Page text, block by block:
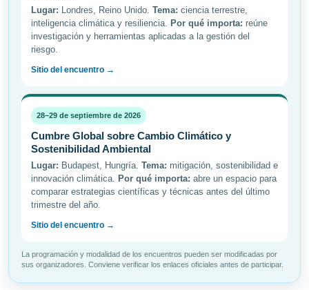
Lugar: Londres, Reino Unido. Tema: ciencia terrestre,
inteligencia climática y resiliencia. Por qué importa: reúne
investigación y herramientas aplicadas a la gestión del
riesgo.
Sitio del encuentro →
28–29 de septiembre de 2026
Cumbre Global sobre Cambio Climático y
Sostenibilidad Ambiental
Lugar: Budapest, Hungría. Tema: mitigación, sostenibilidad e
innovación climática. Por qué importa: abre un espacio para
comparar estrategias científicas y técnicas antes del último
trimestre del año.
Sitio del encuentro →
La programación y modalidad de los encuentros pueden ser modificadas por
sus organizadores. Conviene verificar los enlaces oficiales antes de participar.